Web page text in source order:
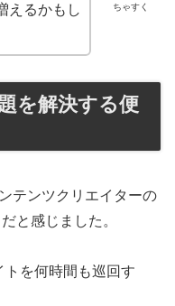
ちゃすく
えるかもし
を解決する便
テンツクリエイターの
と感じました。
を何時間も巡回す